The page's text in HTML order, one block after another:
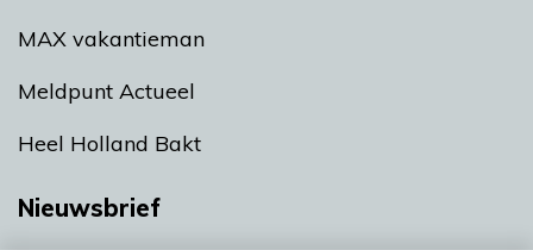
MAX vakantieman
Meldpunt Actueel
Heel Holland Bakt
Nieuwsbrief